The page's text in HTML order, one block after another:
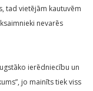
tad vietējām kautuvēm
nevarēs
ierēdniecību un
jo mainīts tiek viss